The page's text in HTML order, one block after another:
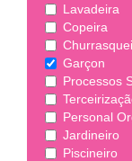
Lavadeira
Copeira
Garçon
Processos
Personal
Jardineiro
Piscineiro